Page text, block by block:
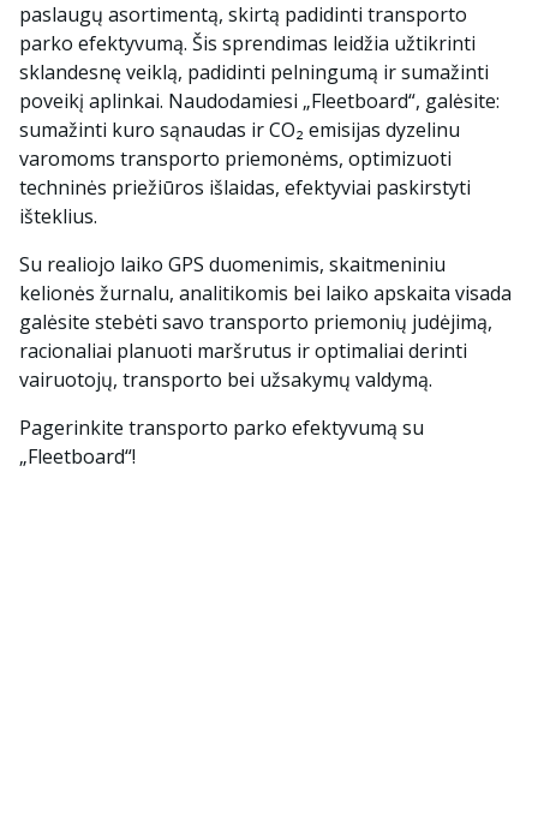
paslaugų asortimentą, skirtą padidinti transporto
parko efektyvumą. Šis sprendimas leidžia užtikrinti
sklandesnę veiklą, padidinti pelningumą ir sumažinti
poveikį aplinkai. Naudodamiesi „Fleetboard“, galėsite:
sumažinti kuro sąnaudas ir CO₂ emisijas dyzelinu
varomoms transporto priemonėms, optimizuoti
techninės priežiūros išlaidas, efektyviai paskirstyti
išteklius.
Su realiojo laiko GPS duomenimis, skaitmeniniu
kelionės žurnalu, analitikomis bei laiko apskaita visada
galėsite stebėti savo transporto priemonių judėjimą,
racionaliai planuoti maršrutus ir optimaliai derinti
vairuotojų, transporto bei užsakymų valdymą.
Pagerinkite transporto parko efektyvumą su
„Fleetboard“!